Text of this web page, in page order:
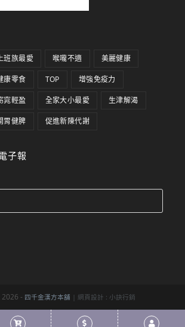
班族最愛 喉嚨不適 美麗健康
康零食 TOP 增強免疫力
窕輕盈 全家大小最愛 生津解渴
胃健脾 促進新陳代謝
子報
- 四千金漢方本舖 | 網頁設計 : 小訣行銷